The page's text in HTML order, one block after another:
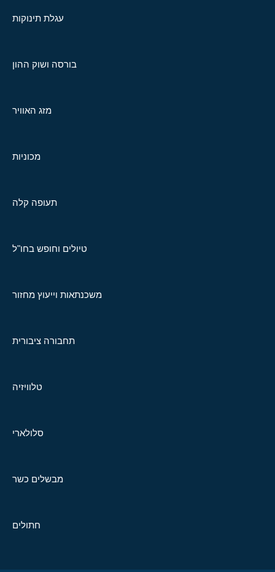
עגלת תינוקות
בורסה ושוק ההון
מזג האוויר
מכוניות
תעופה קלה
טיולים וחופש בחו"ל
משכנתאות וייעוץ מחזור
תחבורה ציבורית
טלוויזיה
סלולארי
מבשלים כשר
חתולים